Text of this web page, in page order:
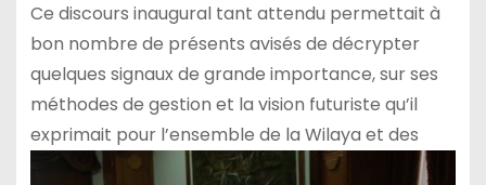
Ce discours inaugural tant attendu permettait à
bon nombre de présents avisés de décrypter
quelques signaux de grande importance, sur ses
méthodes de gestion et la vision futuriste qu’il
exprimait pour l’ensemble de la Wilaya et des